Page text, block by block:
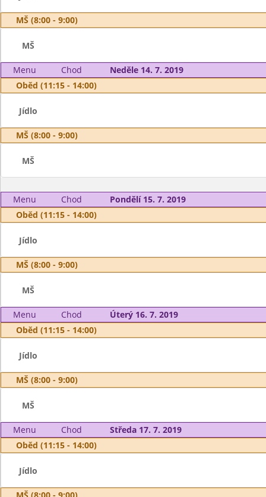
MŠ (8:00 - 9:00)
MŠ
Menu Chod
Neděle 14. 7. 2019
Oběd (11:15 - 14:00)
Jídlo
MŠ (8:00 - 9:00)
MŠ
Menu Chod
Pondělí 15. 7. 2019
Oběd (11:15 - 14:00)
Jídlo
MŠ (8:00 - 9:00)
MŠ
Menu Chod
Úterý 16. 7. 2019
Oběd (11:15 - 14:00)
Jídlo
MŠ (8:00 - 9:00)
MŠ
Menu Chod
Středa 17. 7. 2019
Oběd (11:15 - 14:00)
Jídlo